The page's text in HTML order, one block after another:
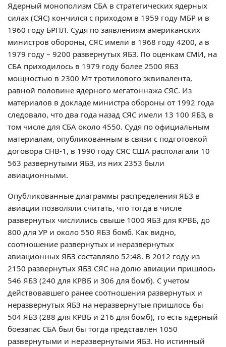
Ядерный монополизм СБА в стратегических ядерных
силах (СЯС) кончился с приходом в 1959 году МБР и в
1960 году БРПЛ. Судя по заявлениям американских
министров обороны, СЯС имели в 1968 году 4200, а в
1979 году – 9200 развернутых ЯБЗ. По оценкам СМИ, на
СБА приходилось в 1979 году более 2500 ЯБЗ
мощностью в 2300 Мт тротилового эквивалента,
равной половине ядерного мегатоннажа СЯС. Из
материалов в докладе министра обороны от 1992 года
следовало, что два года назад СЯС имели 13 100 ЯБЗ, в
том числе для СБА около 4550. Судя по официальным
материалам, опубликованным в связи с подготовкой
договора СНВ-1, в 1990 году СЯС США располагали 10
563 развернутыми ЯБЗ, из них 2353 были
авиационными.
Опубликованные диаграммы распределения ЯБЗ в
авиации позволяли считать, что тогда в числе
развернутых числились свыше 1000 ЯБЗ для КРВБ, до
800 для УР и около 550 ЯБЗ бомб. Как видно,
соотношение развернутых и неразвернутых
авиационных ЯБЗ составляло 52:48. В 2012 году из
2150 развернутых ЯБЗ СЯС на долю авиации пришлось
546 ЯБЗ (240 для КРВБ и 306 для бомб). С учетом
действовавшего ранее соотношения развернутых и
неразвернутых ЯБЗ на неразвернутые пришлось бы
504 ЯБЗ (288 для КРВБ и 216 для бомб), то есть ядерный
боезапас СБА был бы тогда представлен 1050
развернутыми и неразвернутыми ЯБЗ. Но истинный